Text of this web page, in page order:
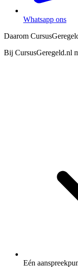
Whatsapp ons
Daarom
Bij CursusGeregeld.nl
Eén